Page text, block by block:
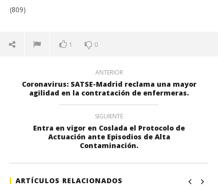
(809)
1 0
ANTERIOR
Coronavirus: SATSE-Madrid reclama una mayor
agilidad en la contratación de enfermeras.
SIGUIENTE
Entra en vigor en Coslada el Protocolo de
Actuación ante Episodios de Alta
Contaminación.
ARTÍCULOS RELACIONADOS